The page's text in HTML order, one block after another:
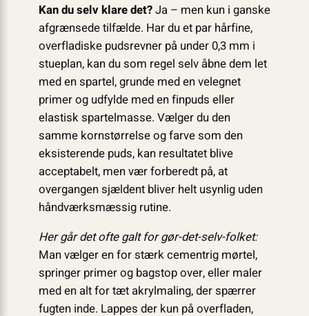
Kan du selv klare det?Ja – men kun i ganske
afgrænsede tilfælde. Har du et par hårfine,
overfladiske pudsrevner på under 0,3 mm i
stueplan, kan du som regel selv åbne dem let
med en spartel, grunde med en velegnet
primer og udfylde med en finpuds eller
elastisk spartelmasse. Vælger du den
samme kornstørrelse og farve som den
eksisterende puds, kan resultatet blive
acceptabelt, men vær forberedt på, at
overgangen sjældent bliver helt usynlig uden
håndværksmæssig rutine.
Her går det ofte galt for gør-det-selv-folket:
Man vælger en for stærk cementrig mørtel,
springer primer og bagstop over, eller maler
med en alt for tæt akrylmaling, der spærrer
fugten inde. Lappes der kun på overfladen,